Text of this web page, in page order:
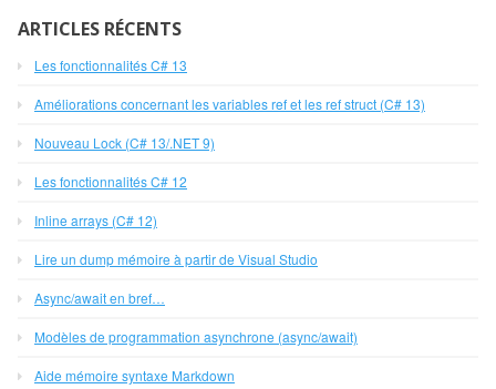
ARTICLES RÉCENTS
Les fonctionnalités C# 13
Améliorations concernant les variables ref et les ref struct (C# 13)
Nouveau Lock (C# 13/.NET 9)
Les fonctionnalités C# 12
Inline arrays (C# 12)
Lire un dump mémoire à partir de Visual Studio
Async/await en bref…
Modèles de programmation asynchrone (async/await)
Aide mémoire syntaxe Markdown